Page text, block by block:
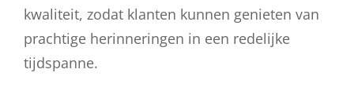
kwaliteit, zodat klanten kunnen genieten van
prachtige herinneringen in een redelijke
tijdspanne.